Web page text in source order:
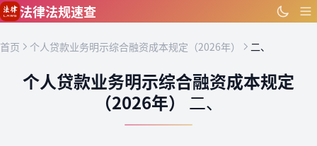
跳到主要内容
法律法规速查
首页 个人贷款业务明示综合融资成本规定（2026年） 二、
个人贷款业务明示综合融资成本规定
（2026年） 二、